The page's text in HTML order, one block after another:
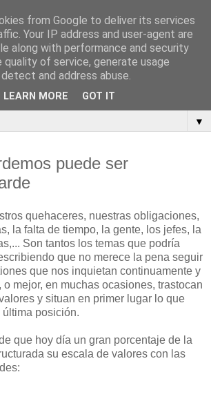
▼
puede ser
quehaceres, nuestras obligaciones,
la falta de tiempo, la gente, los jefes, la
Son tantos los temas que podría
que no merece la pena seguir
que nos inquietan continuamente y
mejor, en muchas ocasiones, trastocan
y situan en primer lugar lo que
posición.
que hoy día un gran porcentaje de la
su escala de valores con las
from Google to deliver its services
Your IP address and user-agent are
along with performance and security
of service, generate usage
and address abuse.
LEARN MORE GOT IT